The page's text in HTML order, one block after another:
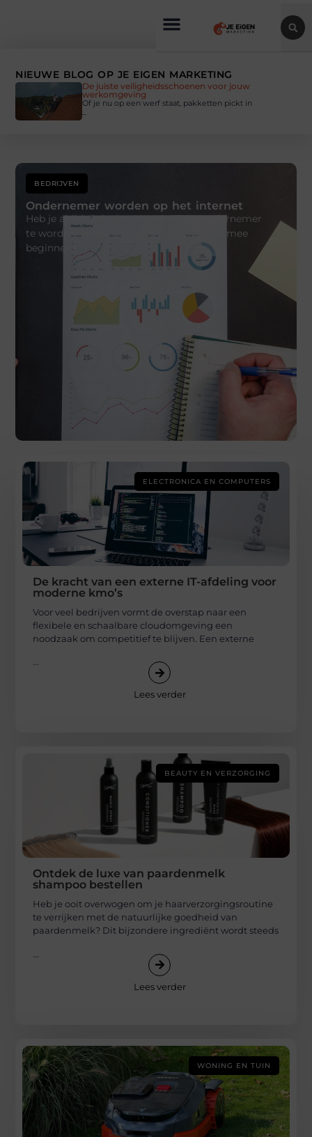
NIEUWE BLOG OP JE EIGEN MARKETING
De juiste veiligheidsschoenen voor jouw
werkomgeving
Of je nu op een werf staat, pakketten pickt in
...
BEDRIJVEN
Ondernemer worden op het internet
Heb je altijd al de droom gehad om ondernemer
te worden, en wil je hier zo snel mogelijk mee
beginnen?
ELECTRONICA EN COMPUTERS
De kracht van een externe IT-afdeling voor
moderne kmo’s
Voor veel bedrijven vormt de overstap naar een
flexibele en schaalbare cloudomgeving een
noodzaak om competitief te blijven. Een externe
...
Lees verder
BEAUTY EN VERZORGING
Ontdek de luxe van paardenmelk
shampoo bestellen
Heb je ooit overwogen om je haarverzorgingsroutine
te verrijken met de natuurlijke goedheid van
paardenmelk? Dit bijzondere ingrediënt wordt steeds
Lees verder
WONING EN TUIN